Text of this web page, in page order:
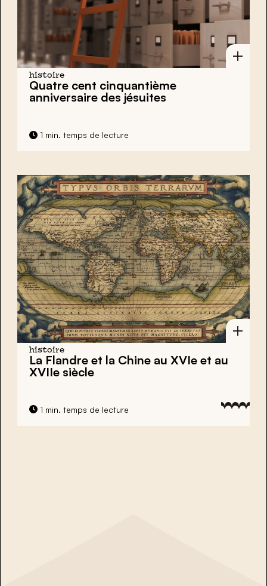
histoire
Quatre cent cinquantième
anniversaire des jésuites
1 min. temps de lecture
histoire
La Flandre et la Chine au XVIe et au
XVIIe siècle
1 min. temps de lecture